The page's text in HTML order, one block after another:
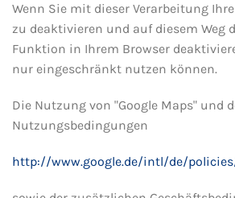
Wenn Sie mit dieser Verarbeitung
zu deaktivieren und auf diesem Weg
Funktion in Ihrem Browser
nur eingeschränkt nutzen können.
Die Nutzung von "Google Maps" und
Nutzungsbedingungen
http://www.google.de/intl/de/